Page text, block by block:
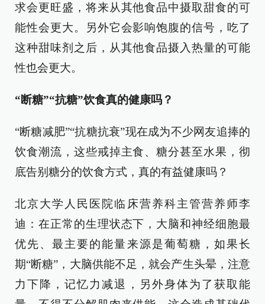
求会更旺盛，将来从其他食品中摄取甜食的可
能性会更大。另外它会影响饱腹的信号，吃了
这种甜味剂之后，从其他食品摄入热量的可能
性也会更大。
“断糖”“抗糖”饮食真的健康吗？
“断糖减肥”“抗糖抗衰”现在成为不少网友追捧的
饮食潮流，这些戒掉主食、糖分甚至水果，彻
底告别糖分的饮食方式，真的有益健康吗？
北京大学人民医院临床营养科主管营养师李
迪：在正常的生理状态下，大脑和神经细胞最
优先、最主要的能量来源是葡萄糖，如果长
期“断糖”，大脑供能不足，就会产生头晕，注意
力下降，记忆力减退，另外身体为了获取能